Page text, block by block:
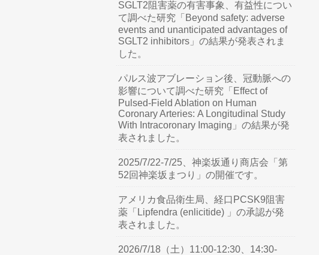
SGLT2阻害薬の有害事象、有益性につい
て調べた研究「Beyond safety: adverse
events and unanticipated advantages of
SGLT2 inhibitors」の結果が発表されま
した。
パルス波アブレーション後、冠動脈への
影響について調べた研究「Effect of
Pulsed-Field Ablation on Human
Coronary Arteries: A Longitudinal Study
With Intracoronary Imaging」の結果が発
表されました。
2025/7/22-7/25、神楽坂通り商店会「第
52回神楽坂まつり」の開催です。
アメリカ食品衛生局、経口PCSK9阻害
薬「Lipfendra (enlicitide) 」の承認が発
表されました。
2026/7/18（土）11:00-12:30、14:30-